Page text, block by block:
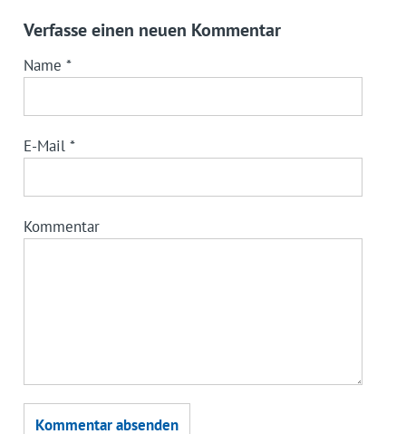
Verfasse einen neuen Kommentar
Name *
E-Mail *
Kommentar